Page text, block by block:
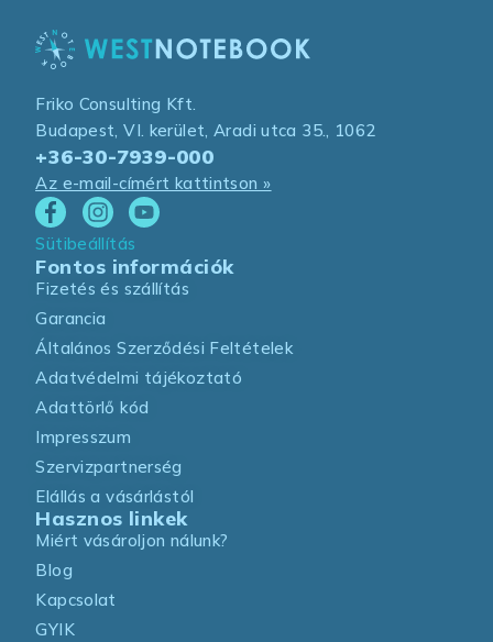
Friko Consulting Kft.
Budapest, VI. kerület, Aradi utca 35., 1062
+36-30-7939-000
Az e-mail-címért kattintson »
Sütibeállítás
Fontos információk
Fizetés és szállítás
Garancia
Általános Szerződési Feltételek
Adatvédelmi tájékoztató
Adattörlő kód
Impresszum
Szervizpartnerség
Elállás a vásárlástól
Hasznos linkek
Miért vásároljon nálunk?
Blog
Kapcsolat
GYIK